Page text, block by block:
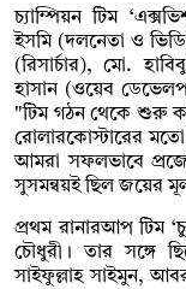
চ্যাম্পিয়ন টিম
ইসমি (দলনেতা ও
(রিসার্চার), মো.
হাসান (ওয়েব
"টিম গঠন থেকে শুরু
রোলারকোস্টারের
আমরা সফলভাবে
সুসমন্বয়ই ছিল জয়ের মূল
প্রথম রানারআপ টিম
চৌধুরী। তার সঙ্গে
সাইফুল্লাহ সাইমুন,